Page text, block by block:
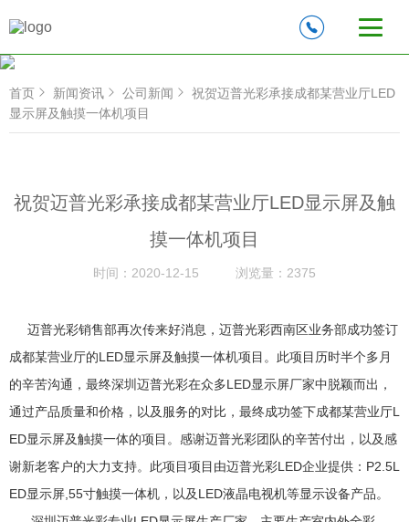
首页 新闻资讯 公司新闻
祝贺迈普光彩承接成都某营业厅LED
显示屏及触摸一体机项目
祝贺迈普光彩承接成都某营业厅LED显示屏及触
摸一体机项目
时间： 2020-12-15 浏览量： 2375
迈普光彩销售部再次传来好消息，迈普光彩西南区业务部成功签订
成都某营业厅的LED显示屏及触摸一体机项目。此项目历时半个多月
的辛苦沟通，最终深圳迈普光彩在众多LED显示屏厂家中脱颖而出，
通过产品质量和价格，以及服务的对比，最终成功签下成都某营业厅L
ED显示屏及触摸一体的项目。感谢迈普光彩团队的辛苦付出，以及感
谢新老客户的大力支持。此项目项目由迈普光彩LED企业提供：P2.5L
ED显示屏,55寸触摸一体机，以及LED液晶电视机等显示设备产品。